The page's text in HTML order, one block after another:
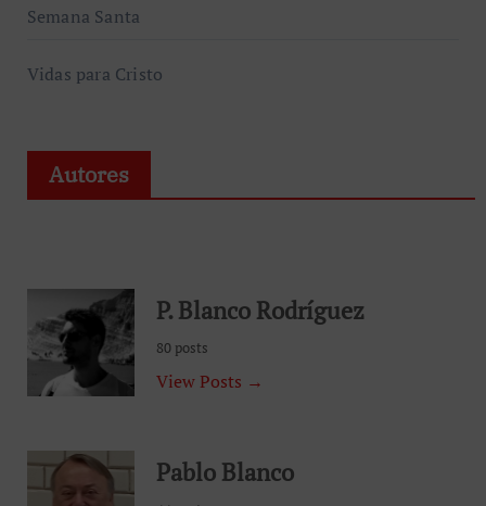
Semana Santa
Vidas para Cristo
Autores
P. Blanco Rodríguez
80 posts
View Posts →
Pablo Blanco